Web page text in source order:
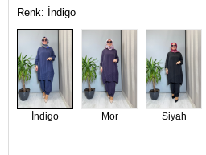
Renk: İndigo
İndigo Mor Siyah